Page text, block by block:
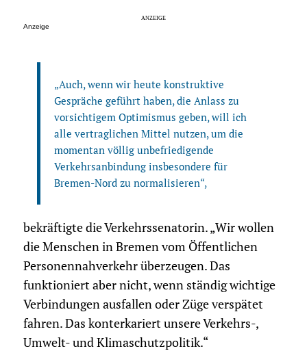
Anzeige
„Auch, wenn wir heute konstruktive
Gespräche geführt haben, die Anlass zu
vorsichtigem Optimismus geben, will ich
alle vertraglichen Mittel nutzen, um die
momentan völlig unbefriedigende
Verkehrsanbindung insbesondere für
Bremen-Nord zu normalisieren“,
bekräftigte die Verkehrssenatorin. „Wir wollen
die Menschen in Bremen vom Öffentlichen
Personennahverkehr überzeugen. Das
funktioniert aber nicht, wenn ständig wichtige
Verbindungen ausfallen oder Züge verspätet
fahren. Das konterkariert unsere Verkehrs-,
Umwelt- und Klimaschutzpolitik.“